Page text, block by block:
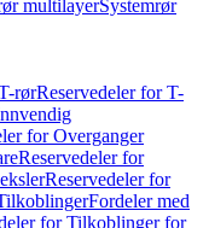
multilayerSystemrør
rørReservedeler for T-
for Overganger
Reservedeler for
Reservedeler for
Fordeler med
for Tilkoblinger for